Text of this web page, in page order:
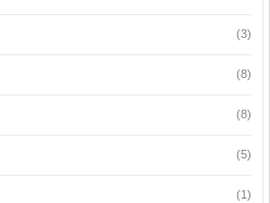
(3)
(8)
(8)
(5)
(1)